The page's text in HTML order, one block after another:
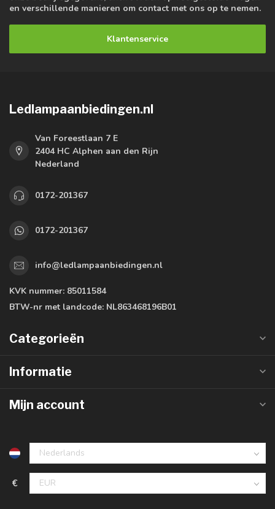
en verschillende manieren om contact met ons op te nemen.
Klantenservice
Ledlampaanbiedingen.nl
Van Foreestlaan 7 E
2404 HC Alphen aan den Rijn
Nederland
0172-201367
0172-201367
info@ledlampaanbiedingen.nl
KVK nummer: 85011584
BTW-nr met landcode: NL863468196B01
Categorieën
Informatie
Mijn account
€